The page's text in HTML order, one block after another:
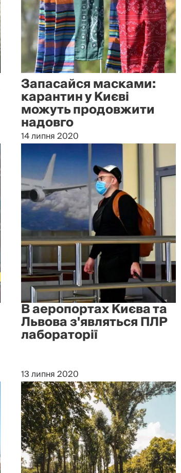
Запасайся масками:
карантин у Києві
можуть продовжити
надовго
14 липня 2020
В аеропортах Києва та
Львова з'являться ПЛР
лабораторії
13 липня 2020